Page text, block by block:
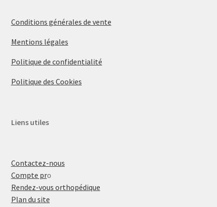
Conditions générales de vente
Mentions légales
Politique de confidentialité
Politique des Cookies
Liens utiles
Contactez-nous
Compte pro
Rendez-vous orthopédique
Plan du site